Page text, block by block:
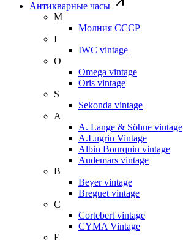
Антикварные часы
М
Молния СССР
I
IWC vintage
O
Omega vintage
Oris vintage
S
Sekonda vintage
A
A. Lange & Söhne vintage
A.Lugrin Vintage
Albin Bourquin vintage
Audemars vintage
B
Beyer vintage
Breguet vintage
C
Cortebert vintage
CYMA Vintage
E